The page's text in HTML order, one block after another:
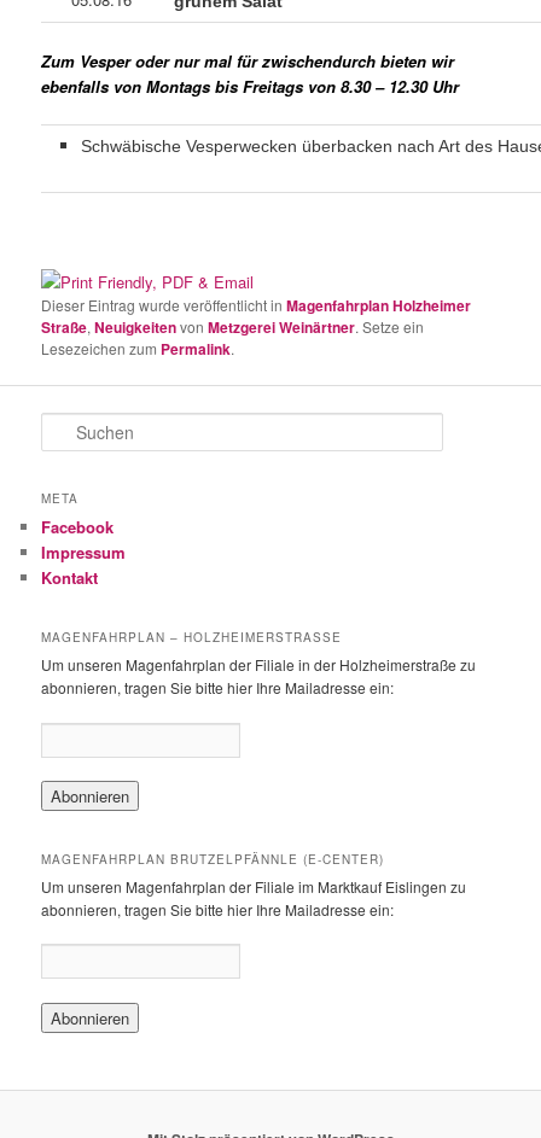
Zum Vesper oder nur mal für zwischendurch bieten wir
ebenfalls von Montags bis Freitags von 8.30 – 12.30 Uhr
Schwäbische Vesperwecken überbacken nach Art des
Dieser Eintrag wurde veröffentlicht inMagenfahrplan Holzheimer
Straße,NeuigkeitenvonMetzgerei Weinärtner. Setze ein
Lesezeichen zum Permalink.
u
h
n
META
Facebook
Impressum
Kontakt
MAGENFAHRPLAN – HOLZHEIMERSTRASSE
Um unseren Magenfahrplan der Filiale in der Holzheimerstraße zu
abonnieren, tragen Sie bitte hier Ihre Mailadresse ein:
MAGENFAHRPLAN BRUTZELPFÄNNLE (E-CENTER)
Um unseren Magenfahrplan der Filiale im Marktkauf Eislingen zu
abonnieren, tragen Sie bitte hier Ihre Mailadresse ein: